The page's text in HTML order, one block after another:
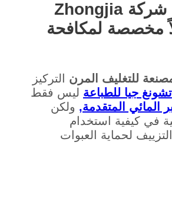
كيف توفر لك شركة Zhongjia
مخصصة لمكافحة
للتغليف المرن التركيز
تشونغ جيا للطباعة ليس فقط
المائي المتقدمة, ولكن
في كيفية استخدام
لحماية العبوات